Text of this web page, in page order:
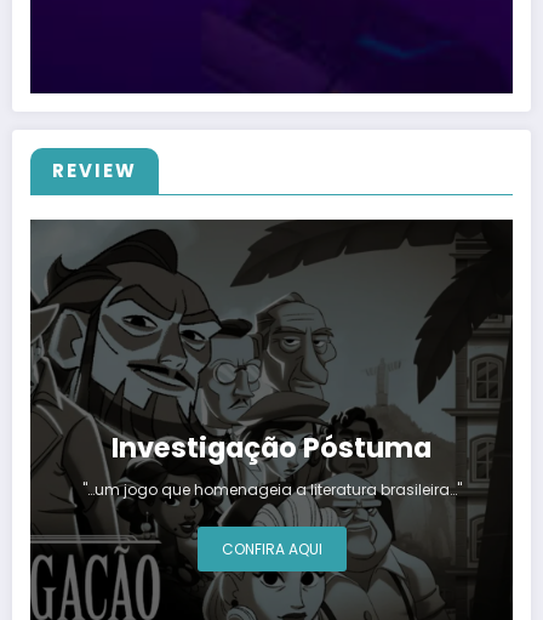
REVIEW
Investigação Póstuma
"…um jogo que homenageia a literatura brasileira…"
CONFIRA AQUI